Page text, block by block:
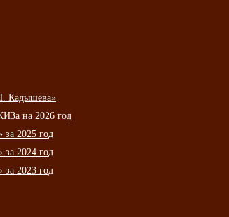
Кадышева»
на 2026 год
2025 год
2024 год
2023 год